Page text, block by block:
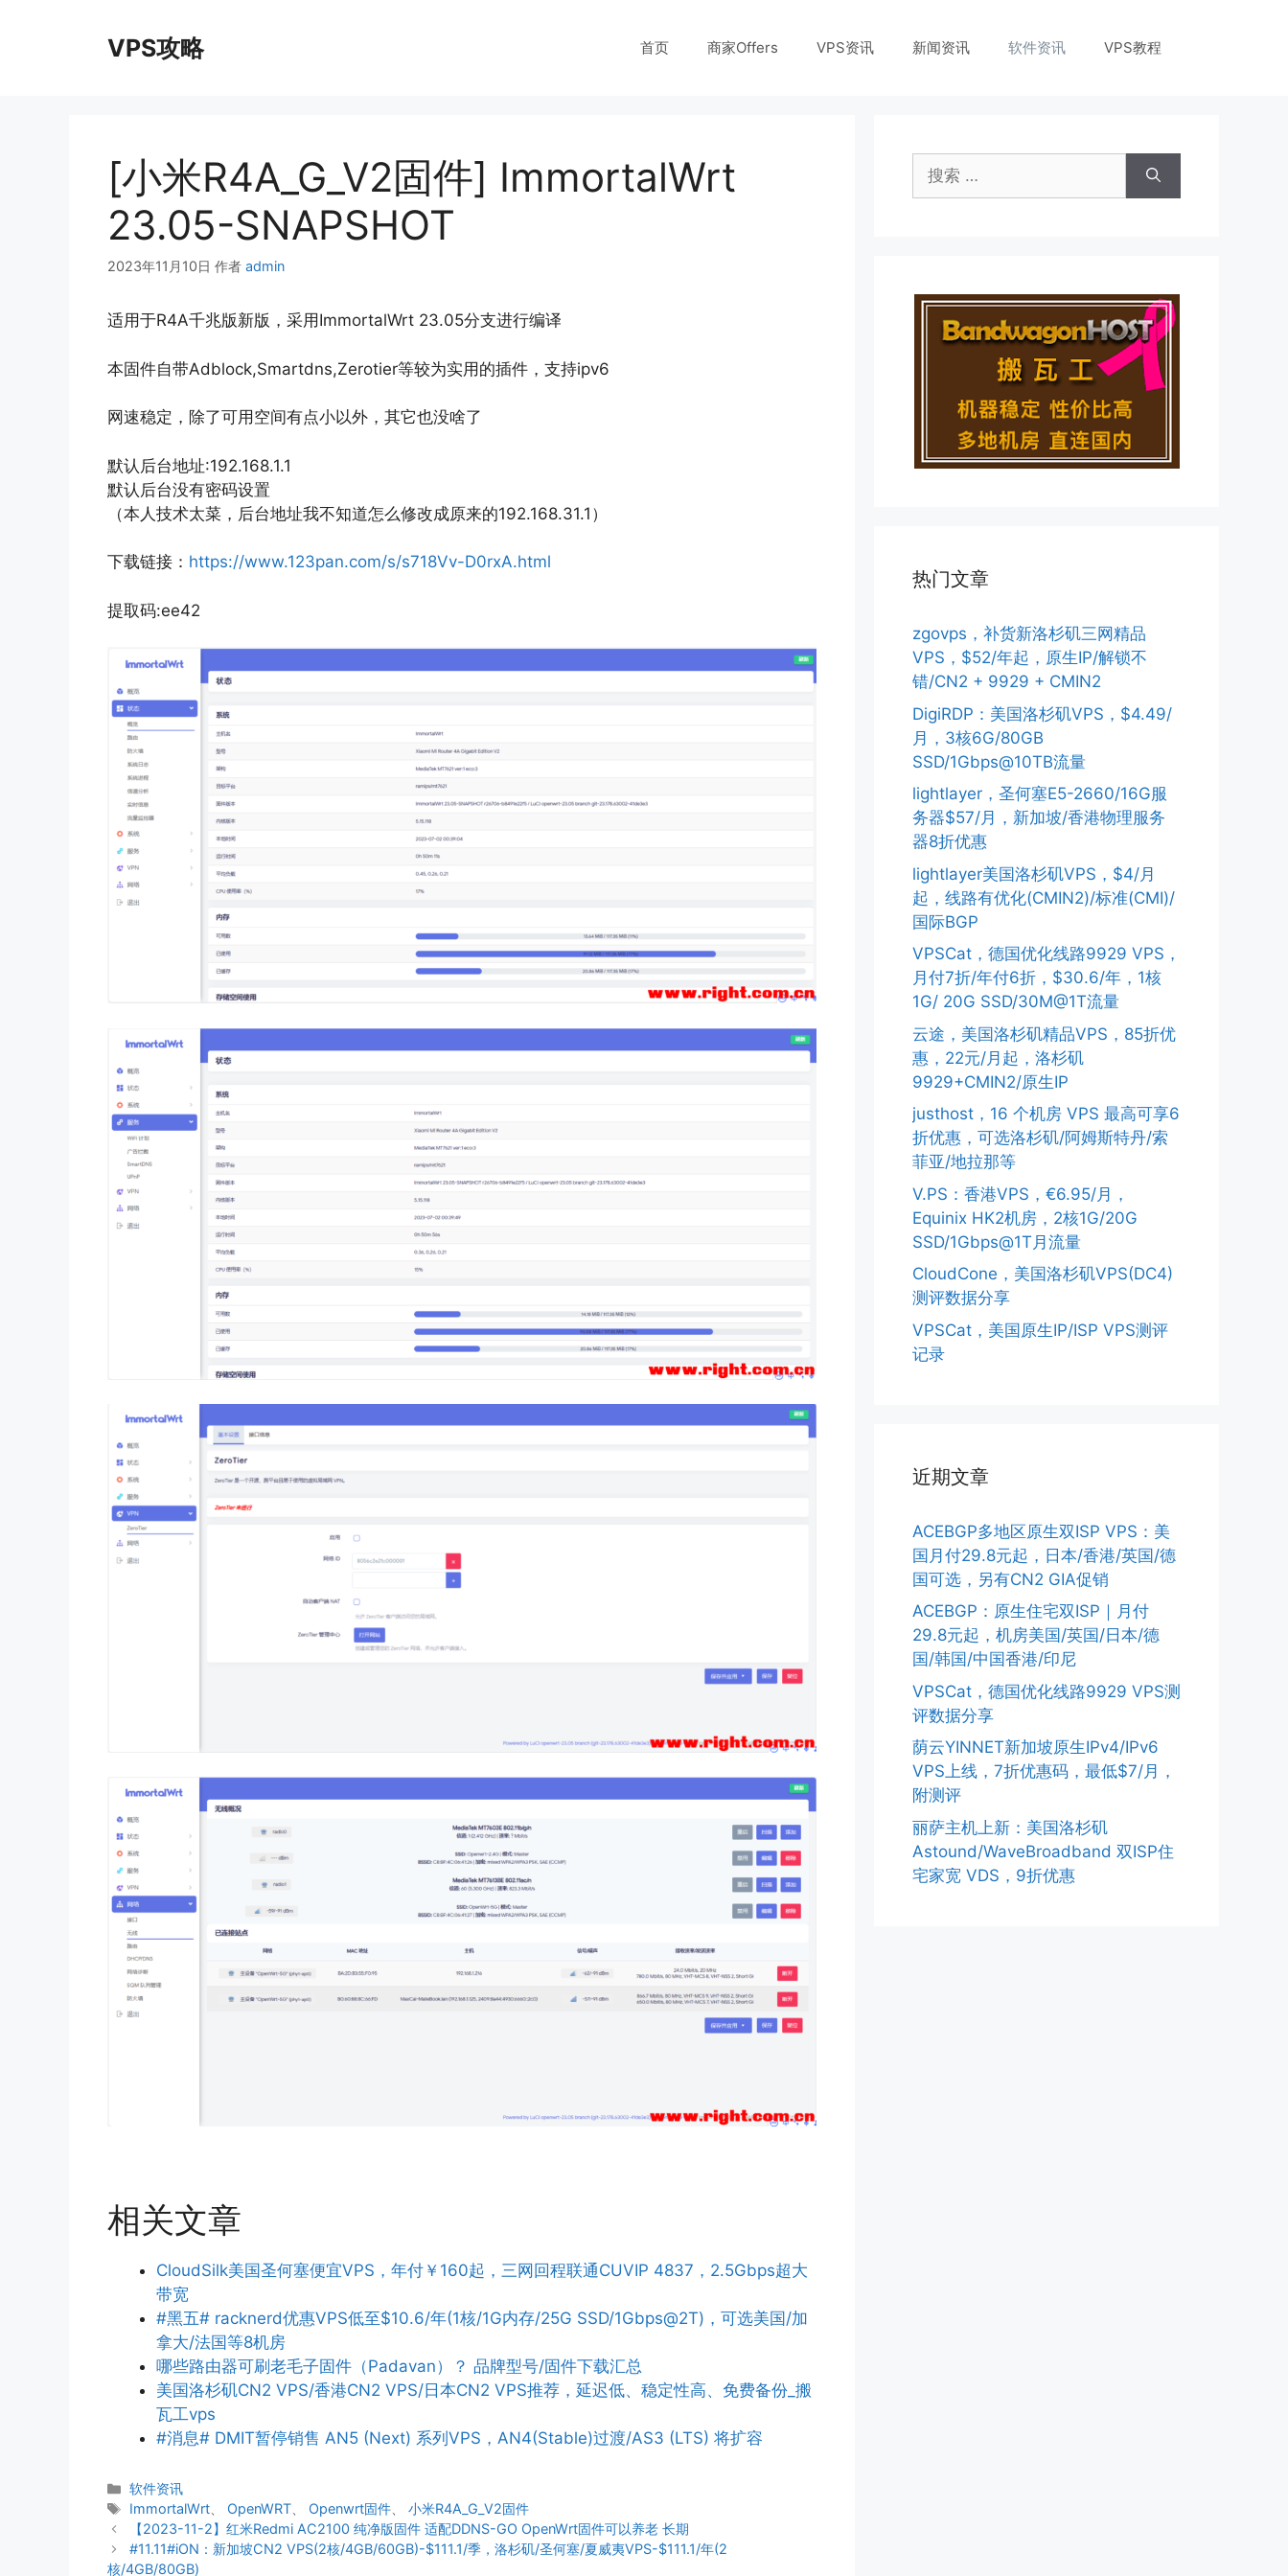
VPS攻略 首页 商家Offers VPS资讯 新闻资讯 软件资讯 VPS教程
[小米R4A_G_V2固件] ImmortalWrt
23.05-SNAPSHOT
2023年11月10日 作者 admin
适用于R4A千兆版新版，采用ImmortalWrt 23.05分支进行编译
本固件自带Adblock,Smartdns,Zerotier等较为实用的插件，支持ipv6
网速稳定，除了可用空间有点小以外，其它也没啥了
默认后台地址:192.168.1.1
默认后台没有密码设置
（本人技术太菜，后台地址我不知道怎么修改成原来的192.168.31.1）
下载链接： https://www.123pan.com/s/s718Vv-D0rxA.html
提取码:ee42
相关文章
CloudSilk美国圣何塞便宜VPS，年付￥160起，三网回程联通CUVIP 4837，2.5Gbps超大
带宽
#黑五# racknerd优惠VPS低至$10.6/年(1核/1G内存/25G SSD/1Gbps@2T)，可选美国/加
拿大/法国等8机房
哪些路由器可刷老毛子固件（Padavan）？ 品牌型号/固件下载汇总
美国洛杉矶CN2 VPS/香港CN2 VPS/日本CN2 VPS推荐，延迟低、稳定性高、免费备份_搬
瓦工vps
#消息# DMIT暂停销售 AN5 (Next) 系列VPS，AN4(Stable)过渡/AS3 (LTS) 将扩容
分
类
软件资讯
标
签
ImmortalWrt OpenWRT Openwrt固件 、小米R4A_G_V2固件
【2023-11-2】红米Redmi AC2100 纯净版固件 适配DDNS-GO OpenWrt固件可以养老 长期
#11.11#iON：新加坡CN2 VPS(2核/4GB/60GB)-$111.1/季，洛杉矶/圣何塞/夏威夷VPS-$111.1/年(2
核/4GB/80GB)
索：
热门文章
zgovps，补货新洛杉矶三网精品
VPS，$52/年起，原生IP/解锁不
错/CN2 + 9929 + CMIN2
DigiRDP：美国洛杉矶VPS，$4.49/
月，3核6G/80GB
SSD/1Gbps@10TB流量
lightlayer，圣何塞E5-2660/16G服
务器$57/月，新加坡/香港物理服务
器8折优惠
lightlayer美国洛杉矶VPS，$4/月
起，线路有优化(CMIN2)/标准(CMI)/
国际BGP
VPSCat，德国优化线路9929 VPS，
月付7折/年付6折，$30.6/年，1核
1G/ 20G SSD/30M@1T流量
云途，美国洛杉矶精品VPS，85折优
惠，22元/月起，洛杉矶
9929+CMIN2/原生IP
justhost，16 个机房 VPS 最高可享6
折优惠，可选洛杉矶/阿姆斯特丹/索
菲亚/地拉那等
V.PS：香港VPS，€6.95/月，
Equinix HK2机房，2核1G/20G
SSD/1Gbps@1T月流量
CloudCone，美国洛杉矶VPS(DC4)
测评数据分享
VPSCat，美国原生IP/ISP VPS测评
记录
近期文章
ACEBGP多地区原生双ISP VPS：美
国月付29.8元起，日本/香港/英国/德
国可选，另有CN2 GIA促销
ACEBGP：原生住宅双ISP｜月付
29.8元起，机房美国/英国/日本/德
国/韩国/中国香港/印尼
VPSCat，德国优化线路9929 VPS测
评数据分享
荫云YINNET新加坡原生IPv4/IPv6
VPS上线，7折优惠码，最低$7/月，
附测评
丽萨主机上新：美国洛杉矶
Astound/WaveBroadband 双ISP住
宅家宽 VDS，9折优惠